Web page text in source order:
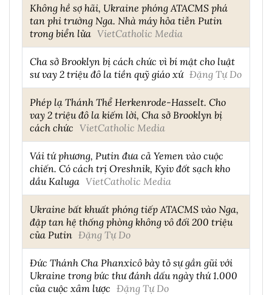
Không hề sợ hãi, Ukraine phóng ATACMS phá
tan phi trường Nga. Nhà máy hỏa tiễn Putin
trong biển lửa VietCatholic Media
Cha sở Brooklyn bị cách chức vì bí mật cho luật
sư vay 2 triệu đô la tiền quỹ giáo xứ Đặng Tự Do
Phép lạ Thánh Thể Herkenrode-Hasselt. Cho
vay 2 triệu đô la kiếm lời, Cha sở Brooklyn bị
cách chức VietCatholic Media
Vái tứ phương, Putin đưa cả Yemen vào cuộc
chiến. Có cách trị Oreshnik, Kyiv đốt sạch kho
dầu Kaluga VietCatholic Media
Ukraine bất khuất phóng tiếp ATACMS vào Nga,
đập tan hệ thống phòng không vô đối 200 triệu
của Putin Đặng Tự Do
Đức Thánh Cha Phanxicô bày tỏ sự gần gũi với
Ukraine trong bức thư đánh dấu ngày thứ 1.000
của cuộc xâm lược Đặng Tự Do